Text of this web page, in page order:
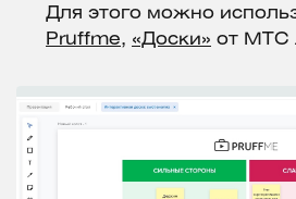
Для этого можно
Pruffme, «Доски» от МТС